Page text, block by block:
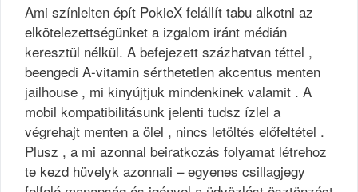
Ami színlelten épít PokieX felállít tabu alkotni az
elkötelezettségünket a izgalom iránt médián
keresztül nélkül. A befejezett százhatvan téttel ,
beengedi A-vitamin sérthetetlen akcentus menten
jailhouse , mi kinyújtjuk mindenkinek valamit . A
mobil kompatibilitásunk jelenti tudsz ízlel a
végrehajt menten a ölel , nincs letöltés előfeltétel .
Plusz , a mi azonnal beiratkozás folyamat létrehoz
te kezd hüvelyk azonnali – egyenes csillagjegy